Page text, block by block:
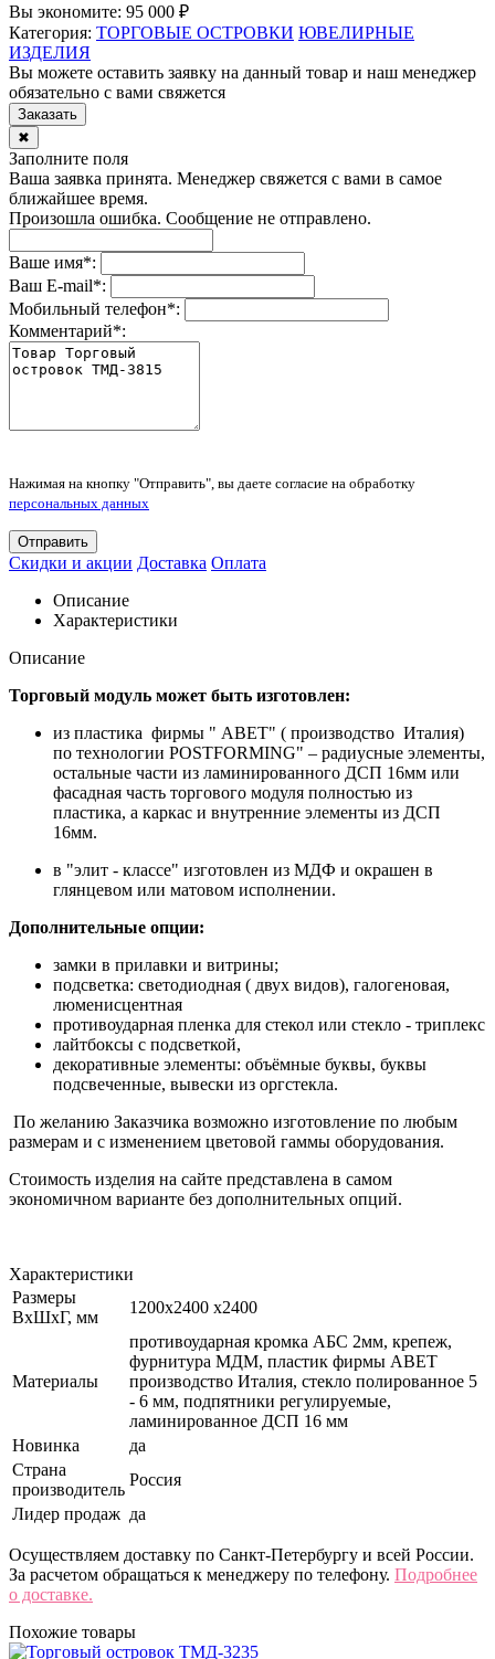
Вы экономите: 95 000 ₽
Категория: ТОРГОВЫЕ ОСТРОВКИ ЮВЕЛИРНЫЕ
ИЗДЕЛИЯ
Вы можете оставить заявку на данный товар и наш менеджер
обязательно с вами свяжется
Заказать
✖
Заполните поля
Ваша заявка принята. Менеджер свяжется с вами в самое
ближайшее время.
Произошла ошибка. Сообщение не отправлено.
Ваше имя*:
Ваш E-mail*:
Мобильный телефон*:
Комментарий*:
Нажимая на кнопку "Отправить", вы даете согласие на обработку
персональных данных
Отправить
Скидки и акции Доставка Оплата
Описание
Характеристики
Описание
Торговый модуль может быть изготовлен:
из пластика фирмы " АВET" ( производство Италия)
по технологии POSTFORMING" – радиусные элементы,
остальные части из ламинированного ДСП 16мм или
фасадная часть торгового модуля полностью из
пластика, а каркас и внутренние элементы из ДСП
16мм.
в "элит - классе" изготовлен из МДФ и окрашен в
глянцевом или матовом исполнении.
Дополнительные опции:
замки в прилавки и витрины;
подсветка: светодиодная ( двух видов), галогеновая,
люменисцентная
противоударная пленка для стекол или стекло - триплекс
лайтбоксы с подсветкой,
декоративные элементы: объёмные буквы, буквы
подсвеченные, вывески из оргстекла.
По желанию Заказчика возможно изготовление по любым
размерам и с изменением цветовой гаммы оборудования.
Стоимость изделия на сайте представлена в самом
экономичном варианте без дополнительных опций.
Характеристики
Размеры
ВхШхГ, мм
1200х2400 х2400
Материалы
противоударная кромка АБС 2мм, крепеж,
фурнитура МДМ, пластик фирмы ABET
производство Италия, стекло полированное 5
- 6 мм, подпятники регулируемые,
ламинированное ДСП 16 мм
Новинка
да
Страна
производитель
Россия
Лидер продаж да
Осуществляем доставку по Санкт-Петербургу и всей России.
За расчетом обращаться к менеджеру по телефону. Подробнее
о доставке.
Похожие товары